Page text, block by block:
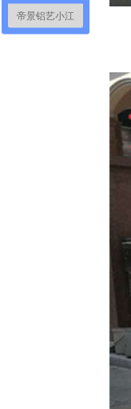
帝景铝艺小江